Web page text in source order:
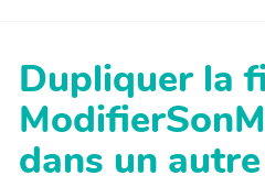
Dupliquer la
dans un